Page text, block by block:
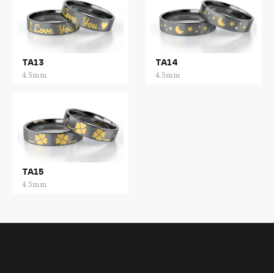
TA13
4.5mm
TA14
4.5mm
TA15
4.5mm